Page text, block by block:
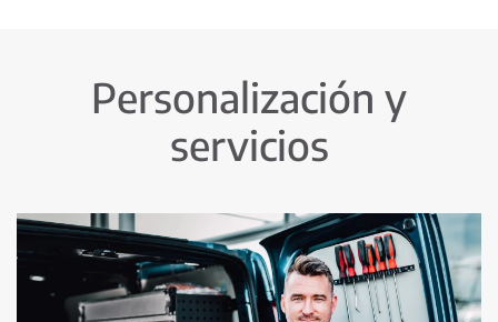
Personalización y
servicios